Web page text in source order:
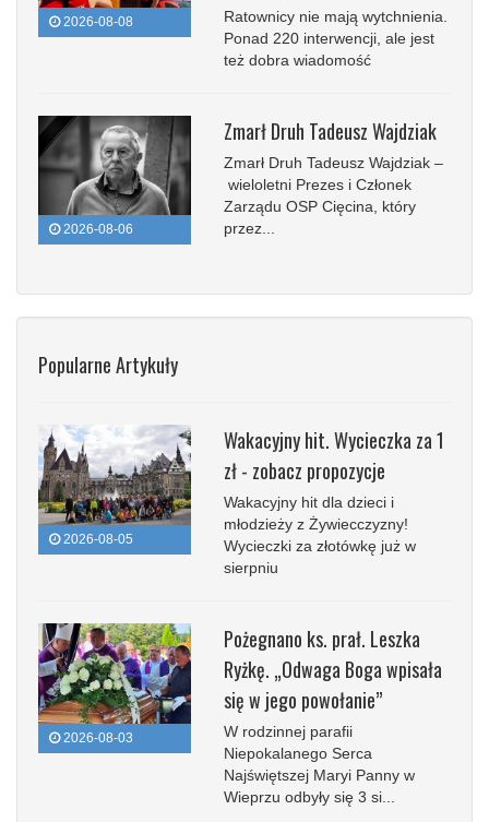
2026-08-08
Ratownicy nie mają wytchnienia.
Ponad 220 interwencji, ale jest
też dobra wiadomość
2026-08-06
Zmarł Druh Tadeusz Wajdziak
Zmarł Druh Tadeusz Wajdziak –
wieloletni Prezes i Członek
Zarządu OSP Cięcina, który
przez...
Popularne Artykuły
2026-08-05
Wakacyjny hit. Wycieczka za 1
zł - zobacz propozycje
Wakacyjny hit dla dzieci i
młodzieży z Żywiecczyzny!
Wycieczki za złotówkę już w
sierpniu
2026-08-03
Pożegnano ks. prał. Leszka
Ryżkę. „Odwaga Boga wpisała
się w jego powołanie”
W rodzinnej parafii
Niepokalanego Serca
Najświętszej Maryi Panny w
Wieprzu odbyły się 3 si...